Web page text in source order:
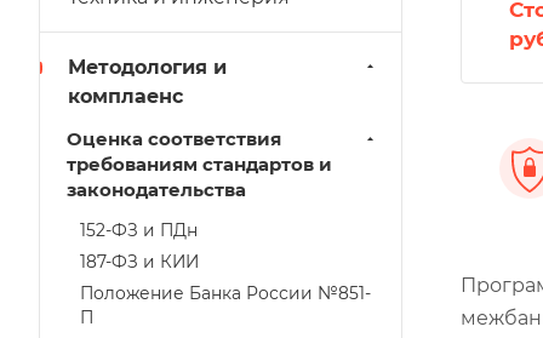
Методология и
комплаенс
Оценка соответствия
требованиям стандартов и
законодательства
152-ФЗ и ПДн
187-ФЗ и КИИ
Положение Банка России №851-
П